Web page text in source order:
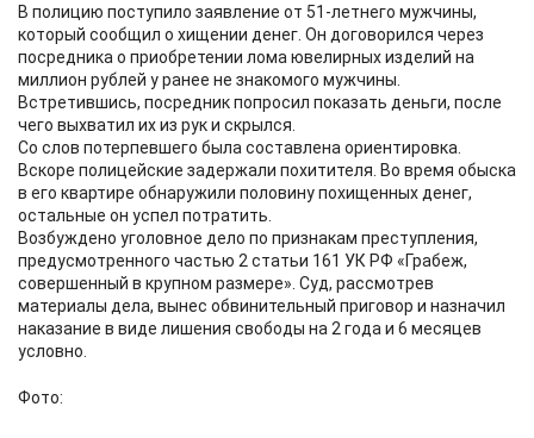
В полицию поступило заявление от 51-летнего мужчины,
который сообщил о хищении денег. Он договорился через
посредника о приобретении лома ювелирных изделий на
миллион рублей у ранее не знакомого мужчины.
Встретившись, посредник попросил показать деньги, после
чего выхватил их из рук и скрылся.
Со слов потерпевшего была составлена ориентировка.
Вскоре полицейские задержали похитителя. Во время обыска
в его квартире обнаружили половину похищенных денег,
остальные он успел потратить.
Возбуждено уголовное дело по признакам преступления,
предусмотренного частью 2 статьи 161 УК РФ «Грабеж,
совершенный в крупном размере». Суд, рассмотрев
материалы дела, вынес обвинительный приговор и назначил
наказание в виде лишения свободы на 2 года и 6 месяцев
условно.
Фото: